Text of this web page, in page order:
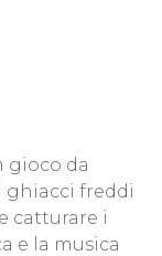
gioco da
ghiacci freddi
catturare i
e la musica